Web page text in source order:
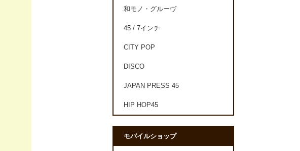
和モノ・グルーヴ
45 / 7インチ
CITY POP
DISCO
JAPAN PRESS 45
HIP HOP45
モバイルショップ